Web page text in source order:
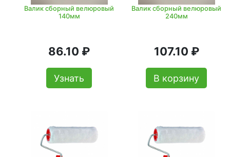
Валик сборный велюровый
140мм
86.10 ₽
Узнать
Валик сборный велюровый
240мм
107.10 ₽
В корзину